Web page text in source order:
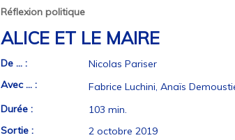
Réflexion politique
ALICE ET LE MAIRE
De ... :
Nicolas Pariser
Avec ... :
Fabrice Luchini, Anaïs
Durée :
103 min.
Sortie :
2 octobre 2019